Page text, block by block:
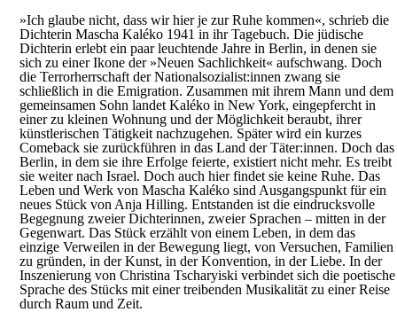
»Ich glaube nicht, dass wir hier je zur Ruhe kommen«, schrieb die
Dichterin Mascha Kaléko 1941 in ihr Tagebuch. Die jüdische
Dichterin erlebt ein paar leuchtende Jahre in Berlin, in denen sie
sich zu einer Ikone der »Neuen Sachlichkeit« aufschwang. Doch
die Terrorherrschaft der Nationalsozialist:innen zwang sie
schließlich in die Emigration. Zusammen mit ihrem Mann und dem
gemeinsamen Sohn landet Kaléko in New York, eingepfercht in
einer zu kleinen Wohnung und der Möglichkeit beraubt, ihrer
künstlerischen Tätigkeit nachzugehen. Später wird ein kurzes
Comeback sie zurückführen in das Land der Täter:innen. Doch das
Berlin, in dem sie ihre Erfolge feierte, existiert nicht mehr. Es treibt
sie weiter nach Israel. Doch auch hier findet sie keine Ruhe. Das
Leben und Werk von Mascha Kaléko sind Ausgangspunkt für ein
neues Stück von Anja Hilling. Entstanden ist die eindrucksvolle
Begegnung zweier Dichterinnen, zweier Sprachen – mitten in der
Gegenwart. Das Stück erzählt von einem Leben, in dem das
einzige Verweilen in der Bewegung liegt, von Versuchen, Familien
zu gründen, in der Kunst, in der Konvention, in der Liebe. In der
Inszenierung von Christina Tscharyiski verbindet sich die poetische
Sprache des Stücks mit einer treibenden Musikalität zu einer Reise
durch Raum und Zeit.